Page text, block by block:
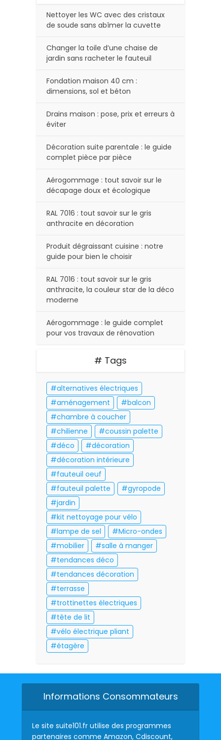
Nettoyer les WC avec des cristaux
de soude sans abîmer la cuvette
Changer la toile d’une chaise de
jardin sans racheter le fauteuil
Fondation maison 40 cm :
dimensions, sol et béton
Drains maison : pose, prix et erreurs à
éviter
Décoration suite parentale : le guide
complet pièce par pièce
Aérogommage : tout savoir sur le
décapage doux et écologique
RAL 7016 : tout savoir sur le gris
anthracite en décoration
Produit dégraissant cuisine : notre
guide pour bien le choisir
RAL 7016 : tout savoir sur le gris
anthracite, la couleur star de la déco
moderne
Aérogommage : le guide complet
pour vos travaux de rénovation
# Tags
alternatives électriques
aménagement
balcon
chambre à coucher
chilienne
coussin palette
déco
décoration
décoration intérieure
fauteuil oeuf
fauteuil palette
gyropode
jardin
kit nettoyage pour vélo
lampe de sel
Micro-ondes
mobilier
salle à manger
tendances déco
tendances décoration
terrasse
trottinettes électriques
tête de lit
vélo électrique pliant
étagère
Informations Consommateurs
Le site suite101.fr utilise des programmes
partenaires comme Amazon, Cdiscount,